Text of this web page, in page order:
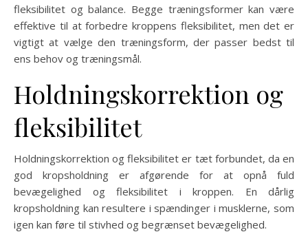
fleksibilitet og balance. Begge træningsformer kan være
effektive til at forbedre kroppens fleksibilitet, men det er
vigtigt at vælge den træningsform, der passer bedst til
ens behov og træningsmål.
Holdningskorrektion og
fleksibilitet
Holdningskorrektion og fleksibilitet er tæt forbundet, da en
god kropsholdning er afgørende for at opnå fuld
bevægelighed og fleksibilitet i kroppen. En dårlig
kropsholdning kan resultere i spændinger i musklerne, som
igen kan føre til stivhed og begrænset bevægelighed.